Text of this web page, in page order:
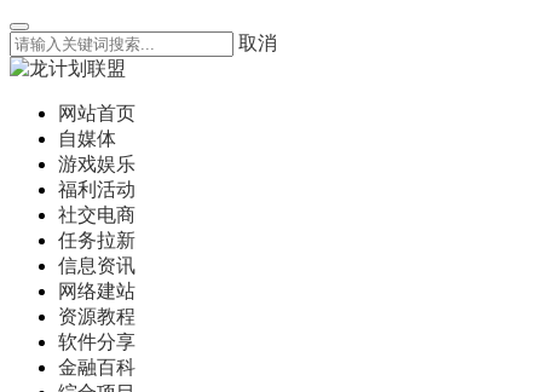
取消
网站首页
自媒体
游戏娱乐
福利活动
社交电商
任务拉新
信息资讯
网络建站
资源教程
软件分享
金融百科